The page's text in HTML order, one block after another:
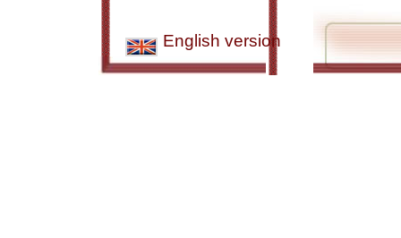
English version